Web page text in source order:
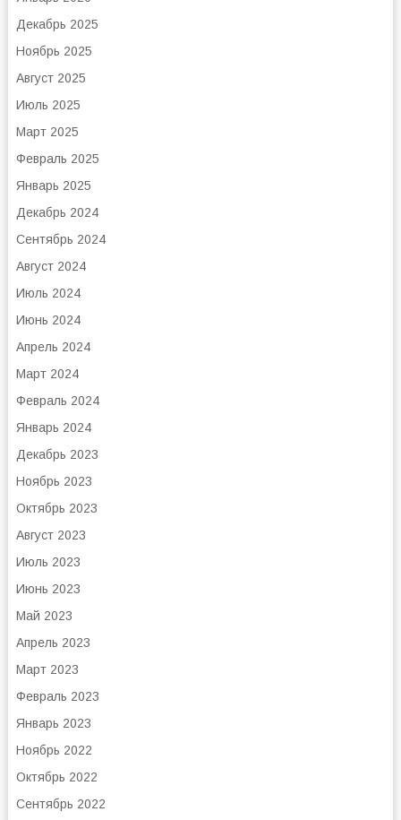
Декабрь 2025
Ноябрь 2025
Август 2025
Июль 2025
Март 2025
Февраль 2025
Январь 2025
Декабрь 2024
Сентябрь 2024
Август 2024
Июль 2024
Июнь 2024
Апрель 2024
Март 2024
Февраль 2024
Январь 2024
Декабрь 2023
Ноябрь 2023
Октябрь 2023
Август 2023
Июль 2023
Июнь 2023
Май 2023
Апрель 2023
Март 2023
Февраль 2023
Январь 2023
Ноябрь 2022
Октябрь 2022
Сентябрь 2022